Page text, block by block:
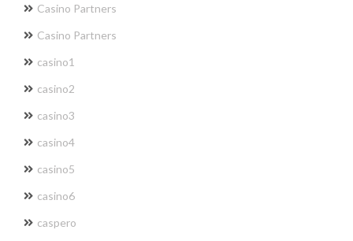
Casino Partners
Casino Partners
casino1
casino2
casino3
casino4
casino5
casino6
caspero